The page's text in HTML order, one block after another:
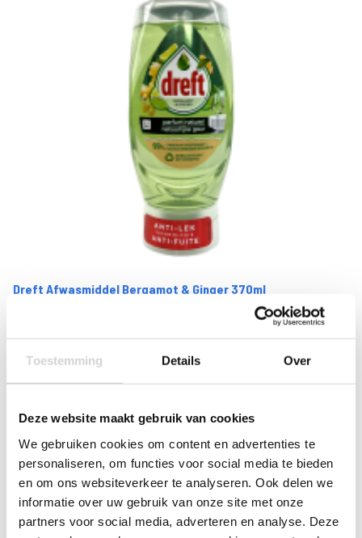
Toestemming Details Over
Deze website maakt gebruik van cookies
We gebruiken cookies om content en advertenties te
personaliseren, om functies voor social media te bieden
en om ons websiteverkeer te analyseren. Ook delen we
informatie over uw gebruik van onze site met onze
partners voor social media, adverteren en analyse. Deze
Dreft Afwasmiddel Bergamot & Ginger 370ml
1 79
1.48 EXCL. BTW